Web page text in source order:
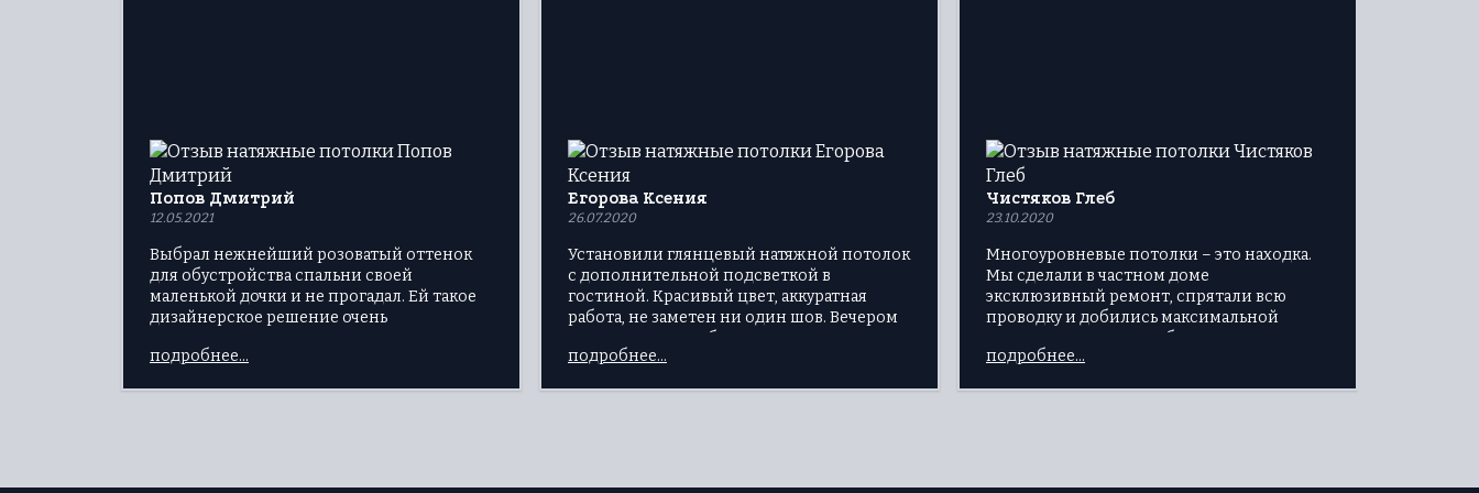
Попов Дмитрий
12.05.2021
Выбрал нежнейший розоватый оттенок
для обустройства спальни своей
маленькой дочки и не прогадал. Ей такое
дизайнерское решение очень
подробнее...
Егорова Ксения
26.07.2020
Установили глянцевый натяжной потолок
с дополнительной подсветкой в
гостиной. Красивый цвет, аккуратная
работа, не заметен ни один шов. Вечером
нереально волшебно отражается
подсветка.
подробнее...
Чистяков Глеб
23.10.2020
Многоуровневые потолки – это находка.
Мы сделали в частном доме
эксклюзивный ремонт, спрятали всю
проводку и добились максимальной
эстетики. Установили быстро, качество на
высоте, поэтому всем советую
подробнее...